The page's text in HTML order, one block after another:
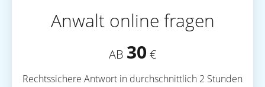
Anwalt online fragen
AB 30 €
Rechtssichere Antwort in durchschnittlich 2 Stunden